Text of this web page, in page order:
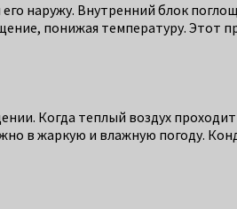
наружу. Внутренний блок
понижая температуру. Этот
Когда теплый воздух проходит
в жаркую и влажную погоду.